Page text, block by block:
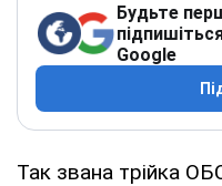
Будьте
Google
Так звана трійка